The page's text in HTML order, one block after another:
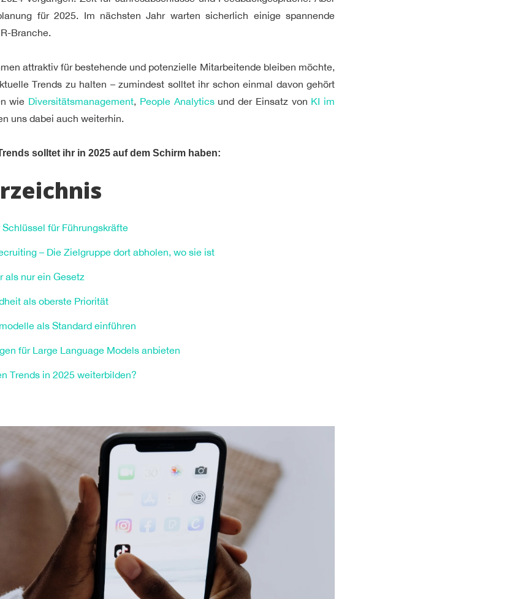
für 2025. Im nächsten Jahr warten sicherlich einige spannende
Branche.
attraktiv für bestehende und potenzielle Mitarbeitende bleiben möchte,
Trends zu halten – zumindest solltet ihr schon einmal davon gehört
wie Diversitätsmanagement, People Analyticsund der Einsatz von KI im
uns dabei auch weiterhin.
solltet ihr in 2025 auf dem Schirm haben:
für Führungskräfte
– Die Zielgruppe dort abholen, wo sie ist
als nur ein Gesetz
als oberste Priorität
als Standard einführen
für Large Language Models anbieten
Trends in 2025 weiterbilden?